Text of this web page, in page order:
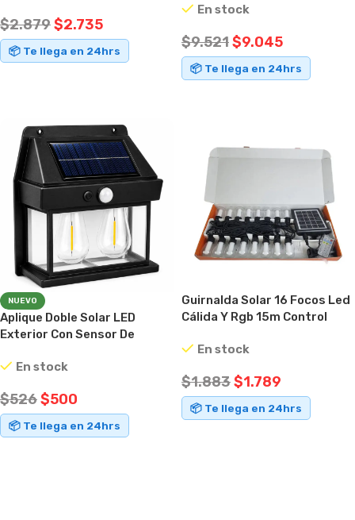
$2.879$2.735
📦 Te llega en 24hrs
45.52v
En stock
$9.521$9.045
📦 Te llega en 24hrs
NUEVO
Aplique Doble Solar LED
Exterior Con Sensor De
En stock
$526$500
📦 Te llega en 24hrs
Guirnalda Solar 16 Focos Led
Cálida Y Rgb 15m Control
En stock
$1.883$1.789
📦 Te llega en 24hrs